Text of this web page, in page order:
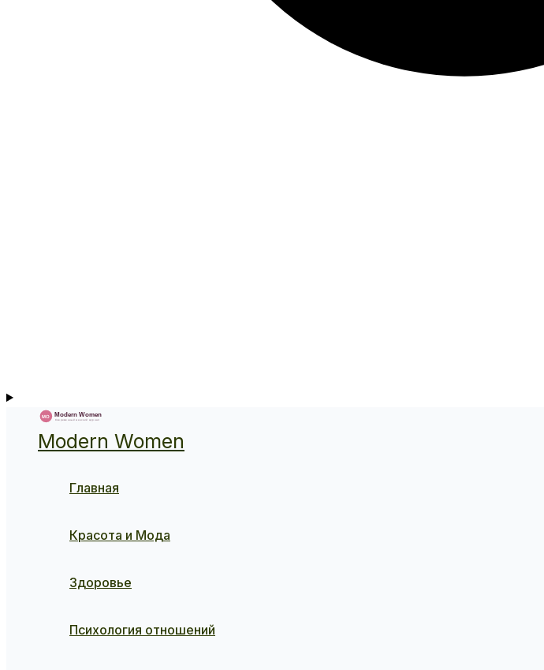
Modern Women
Главная
Красота и Мода
Здоровье
Психология отношений